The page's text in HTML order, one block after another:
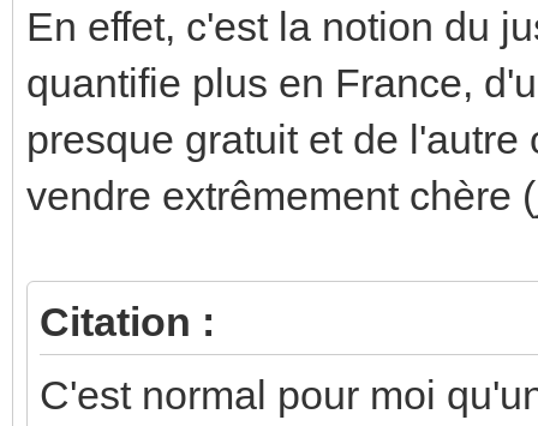
En effet, c'est la notion du
quantifie plus en France,
presque gratuit et de
vendre extrêmement chère
Citation :
C'est normal pour moi